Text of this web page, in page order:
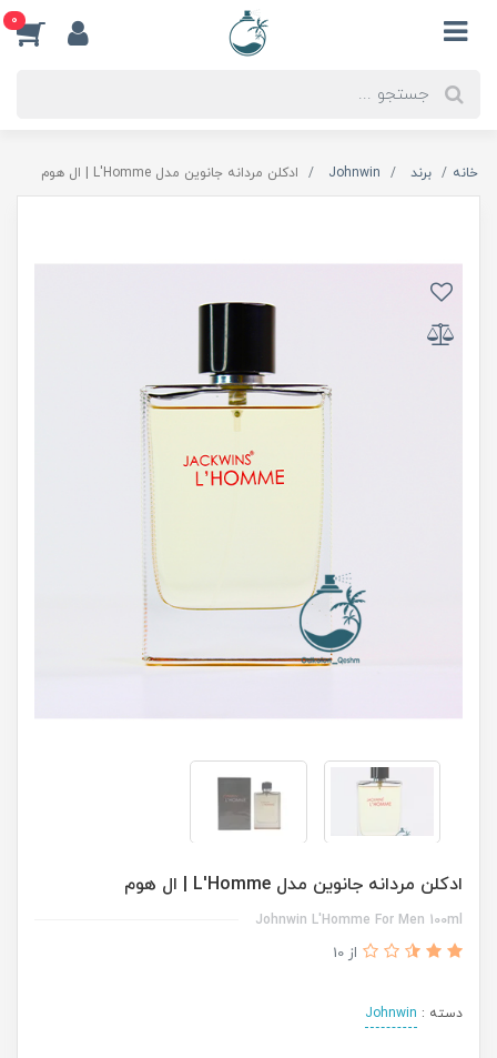
0
خانه برند Johnwin ادکلن مردانه جانوین مدل L'Homme | ال هوم
ادکلن مردانه جانوین مدل L'Homme | ال هوم
Johnwin L'Homme For Men 100ml
از 10
دسته : Johnwin